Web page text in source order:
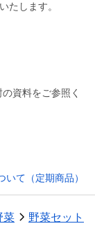
たします。
資料をご参照く
いて（定期商品）
菜 野菜セット